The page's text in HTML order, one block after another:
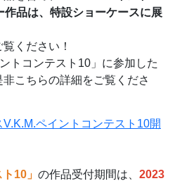
作品は、特設ショーケースに展
ください！
トコンテスト10」に参加した
こちらの詳細をご覧くださ
V.K.M.ペイントコンテスト10開
10」 の作品受付期間は、 2023